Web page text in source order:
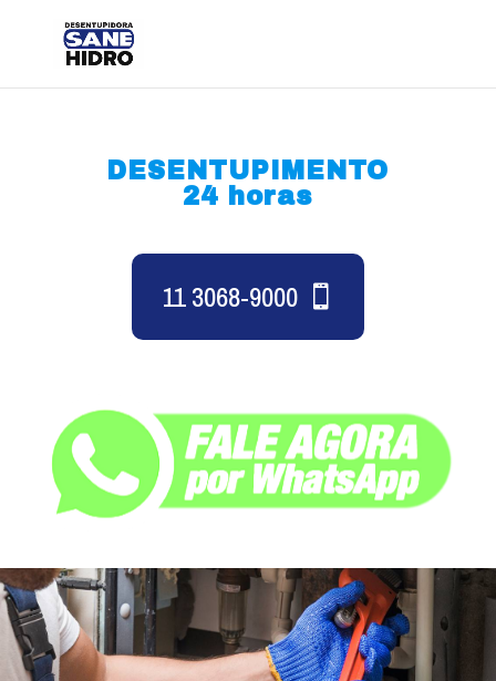
DESENTUPIMENTO
24 horas
11 3068-9000